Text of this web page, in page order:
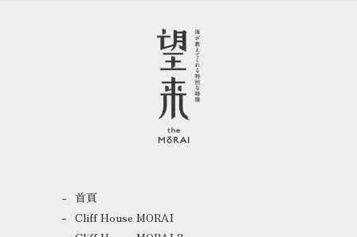
首頁
Cliff House MORAI